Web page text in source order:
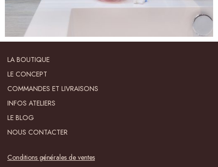
LA BOUTIQUE
LE CONCEPT
COMMANDES ET LIVRAISONS
INFOS ATELIERS
LE BLOG
NOUS CONTACTER
Conditions générales de ventes